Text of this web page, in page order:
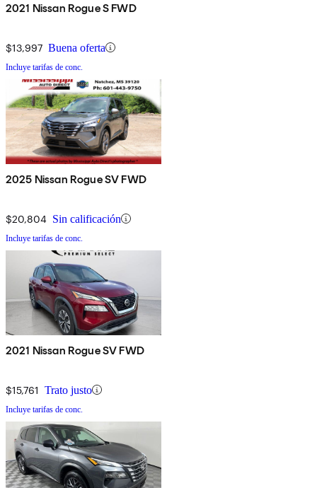
2021 Nissan Rogue S FWD
$13,997 Buena oferta
Incluye tarifas de conc.
2025 Nissan Rogue SV FWD
$20,804 Sin calificación
Incluye tarifas de conc.
2021 Nissan Rogue SV FWD
$15,761 Trato justo
Incluye tarifas de conc.